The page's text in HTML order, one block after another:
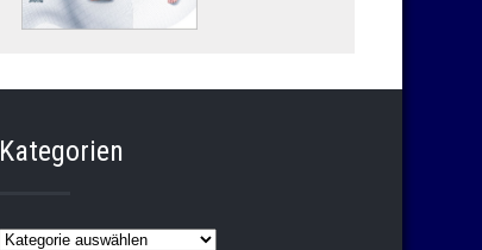
Kategorien
Kategorien